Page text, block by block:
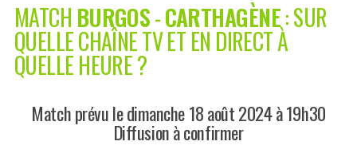
MATCH BURGOS-CARTHAGÈNE: SUR
QUELLE CHAÎNE TV ET EN DIRECT À
QUELLE HEURE ?
Match prévu le dimanche 18 août 2024 à 19h30
Diffusion à confirmer